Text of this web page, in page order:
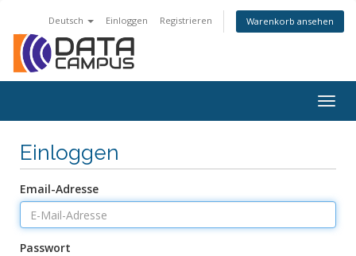
Deutsch Einloggen Registrieren Warenkorb ansehen
Einloggen
Email-Adresse
Passwort